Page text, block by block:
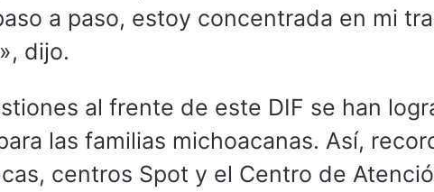
a paso, estoy concentrada en mi
dijo.
al frente de este DIF se han
las familias michoacanas. Así,
centros Spot y el Centro de